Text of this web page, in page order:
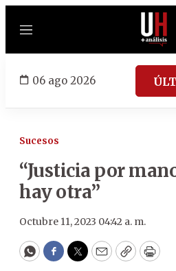
Menú
06 ago 2026
Sucesos
“Justicia por
hay otra”
Octubre 11, 2023 04:42 a. m.
WhatsApp
Facebook
Twitter
EmailCopyPrint